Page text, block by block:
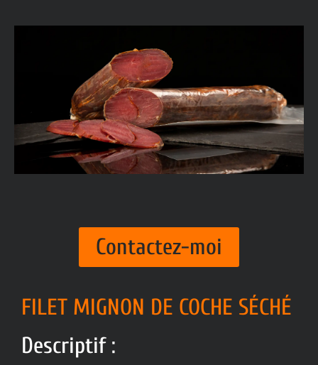
Contactez-moi
FILET MIGNON DE COCHE SÉCHÉ
Descriptif :